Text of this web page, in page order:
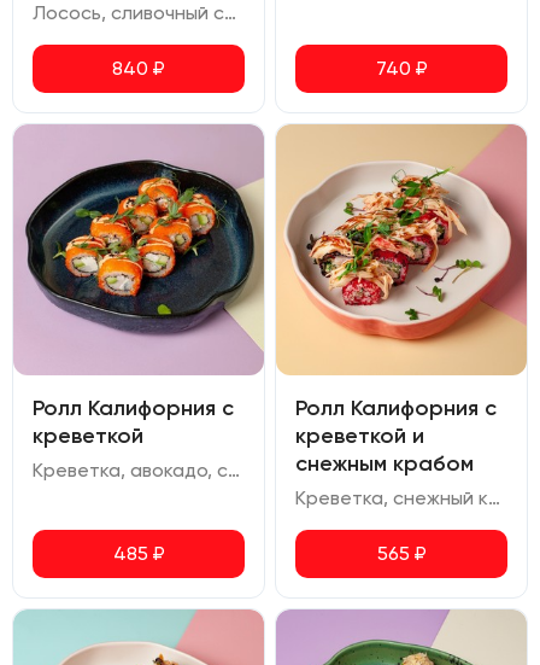
Лосось, сливочный сыр, авокадо, огурец, омлет, красная икра, икра масаго
840 ₽ 740 ₽
Ролл Калифорния с
креветкой
Креветка, авокадо, сливочный сыр, икра масаго
485 ₽
Ролл Калифорния с
креветкой и
снежным крабом
Креветка, снежный краб, сливочный сыр, огурец, икра масаго, соус спайси, соус терияки
565 ₽